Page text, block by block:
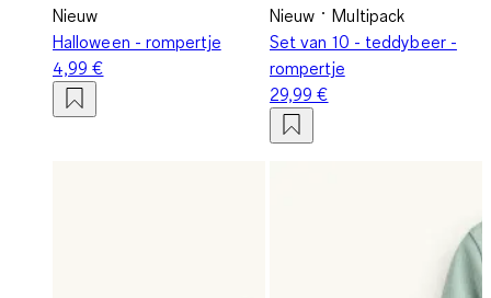
Nieuw
Halloween - rompertje
4,99 €
Nieuw
Multipack
Set van 10 - teddybeer -
rompertje
29,99 €